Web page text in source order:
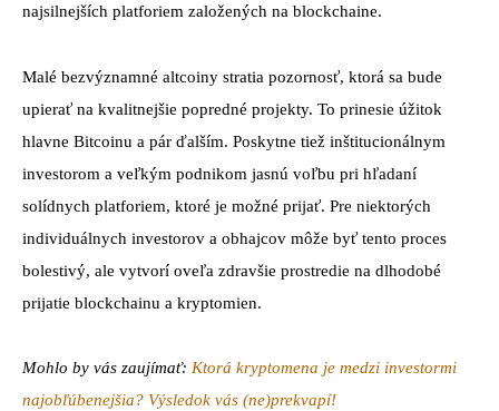
najsilnejších platforiem založených na blockchaine.
Malé bezvýznamné altcoiny stratia pozornosť, ktorá sa bude
upierať na kvalitnejšie popredné projekty. To prinesie úžitok
hlavne Bitcoinu a pár ďalším. Poskytne tiež inštitucionálnym
investorom a veľkým podnikom jasnú voľbu pri hľadaní
solídnych platforiem, ktoré je možné prijať. Pre niektorých
individuálnych investorov a obhajcov môže byť tento proces
bolestivý, ale vytvorí oveľa zdravšie prostredie na dlhodobé
prijatie blockchainu a kryptomien.
Mohlo by vás zaujímať: Ktorá kryptomena je medzi investormi
najobľúbenejšia? Výsledok vás (ne)prekvapí!